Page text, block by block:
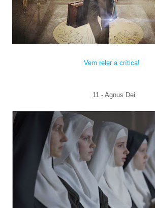
Vem reler a crítica!
11 - Agnus Dei